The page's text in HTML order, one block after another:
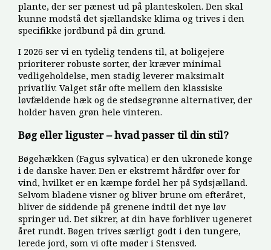
plante, der ser pænest ud på planteskolen. Den skal
kunne modstå det sjællandske klima og trives i den
specifikke jordbund på din grund.
I 2026 ser vi en tydelig tendens til, at boligejere
prioriterer robuste sorter, der kræver minimal
vedligeholdelse, men stadig leverer maksimalt
privatliv. Valget står ofte mellem den klassiske
løvfældende hæk og de stedsegrønne alternativer, der
holder haven grøn hele vinteren.
Bøg eller liguster – hvad passer til din stil?
Bøgehækken (Fagus sylvatica) er den ukronede konge
i de danske haver. Den er ekstremt hårdfør over for
vind, hvilket er en kæmpe fordel her på Sydsjælland.
Selvom bladene visner og bliver brune om efteråret,
bliver de siddende på grenene indtil det nye løv
springer ud. Det sikrer, at din have forbliver ugeneret
året rundt. Bøgen trives særligt godt i den tungere,
lerede jord, som vi ofte møder i Stensved.